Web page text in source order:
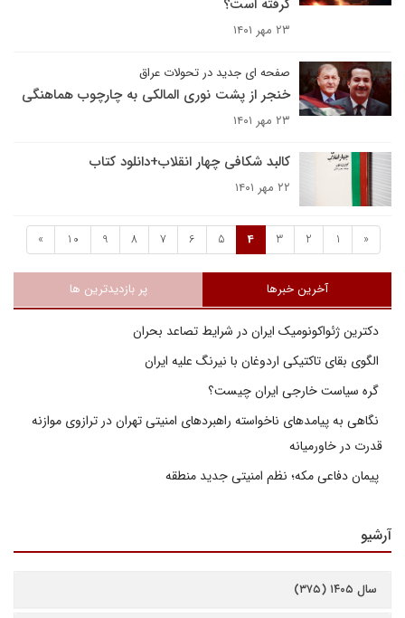
گرفته است؟
۲۳ مهر ۱۴۰۱
صفحه ای جدید در تحولات عراق
خنجر از پشت نوری المالکی به چارچوب هماهنگی
۲۳ مهر ۱۴۰۱
کالبد شکافی چهار انقلاب+دانلود کتاب
۲۲ مهر ۱۴۰۱
«
1
2
3
4
5
6
7
8
9
10
»
آخرین خبرها پر بازدیدترین ها
دکترین ژئواکونومیک ایران در شرایط تصاعد بحران
الگوی بقای تاکتیکی اردوغان با نیرنگ علیه ایران
گره سیاست خارجی ایران چیست؟
نگاهی به پیامدهای ناخواسته راهبردهای امنیتی تهران در ترازوی موازنه
قدرت در خاورمیانه
پیمان دفاعی مکه؛ نظم امنیتی جدید منطقه
آرشیو
سال ۱۴۰۵ (۳۷۵)